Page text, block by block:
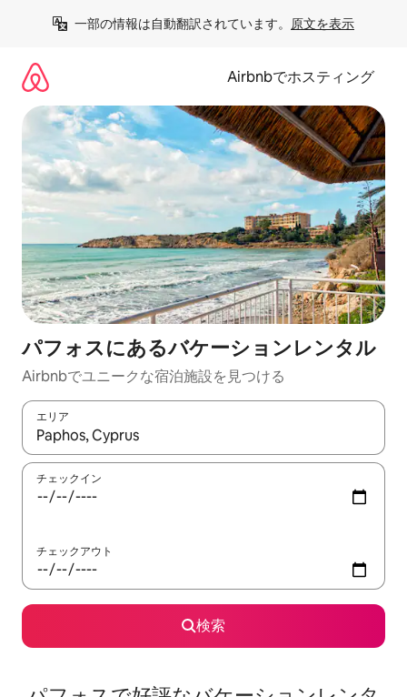
一部の情報は自動翻訳されています。 原文を表示
Airbnbでホスティング
パフォスにあるバケーションレンタル
Airbnbでユニークな宿泊施設を見つける
エリア
検索結果が表示されたら、上下の矢印キーを使って移動するか
チェックイン
チェックアウト
検索